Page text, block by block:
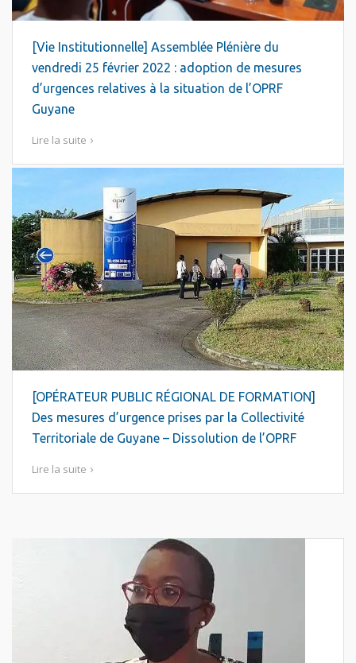
[Vie Institutionnelle] Assemblée Plénière du
vendredi 25 février 2022 : adoption de mesures
d’urgences relatives à la situation de l’OPRF
Guyane
Lire la suite
[OPÉRATEUR PUBLIC RÉGIONAL DE FORMATION]
Des mesures d’urgence prises par la Collectivité
Territoriale de Guyane – Dissolution de l’OPRF
Lire la suite